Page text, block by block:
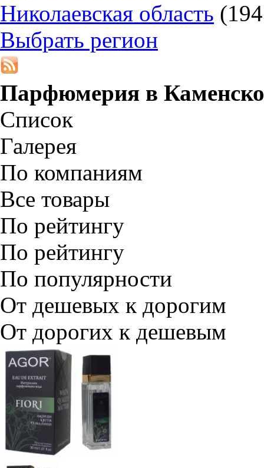
Николаевская область
Выбрать регион
Парфюмерия в
Список
Галерея
По компаниям
Все товары
По рейтингу
По рейтингу
По популярности
От дешевых к дорогим
От дорогих к дешевым